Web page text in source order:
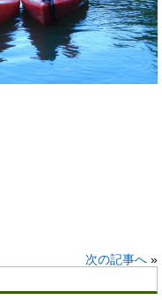
次の記事へ »